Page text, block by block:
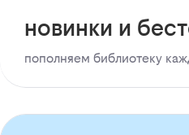
новинки и
пополняем библиотеку